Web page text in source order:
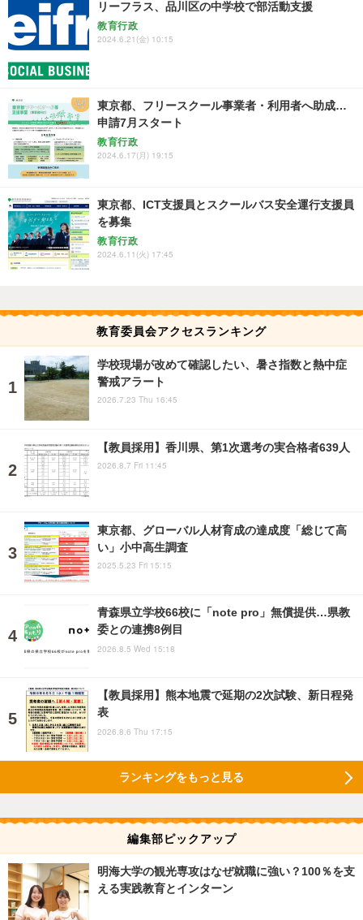
リーフラス、品川区の中学校で部活動支援
教育行政
2024.6.21(金) 10:15
東京都、フリースクール事業者・利用者へ助成…
申請7月スタート
教育行政
2024.6.17(月) 19:15
東京都、ICT支援員とスクールバス安全運行支援員
を募集
教育行政
2024.6.11(火) 17:45
教育委員会アクセスランキング
学校現場が改めて確認したい、暑さ指数と熱中症
警戒アラート
2026.7.23 Thu 16:45
【教員採用】香川県、第1次選考の実合格者639人
2026.8.7 Fri 11:45
東京都、グローバル人材育成の達成度「総じて高
い」小中高生調査
2025.5.23 Fri 15:15
青森県立学校66校に「note pro」無償提供…県教
委との連携8例目
2026.8.5 Wed 15:18
【教員採用】熊本地震で延期の2次試験、新日程発
表
2026.8.6 Thu 17:15
ランキングをもっと見る
編集部ピックアップ
明海大学の観光専攻はなぜ就職に強い？100％を支
える実践教育とインターン